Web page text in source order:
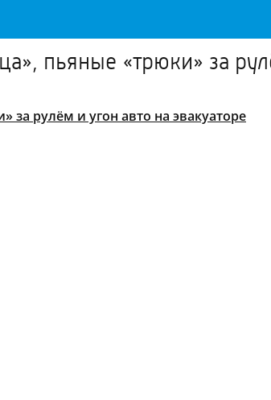
пьяные «трюки» за
за рулём и угон авто на эвакуаторе